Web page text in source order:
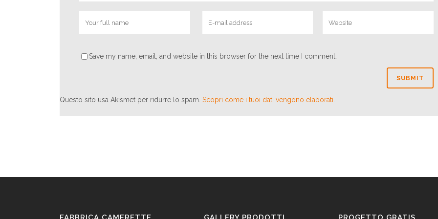
Save my name, email, and website in this browser for the next time I comment.
Questo sito usa Akismet per ridurre lo spam. Scopri come i tuoi dati vengono elaborati.